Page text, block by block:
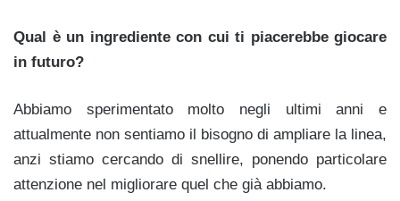
Qual è un ingrediente con cui ti piacerebbe giocare
in futuro?
Abbiamo sperimentato molto negli ultimi anni e
attualmente non sentiamo il bisogno di ampliare la linea,
anzi stiamo cercando di snellire, ponendo particolare
attenzione nel migliorare quel che già abbiamo.